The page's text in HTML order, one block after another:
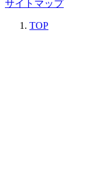
サイトマップ
TOP